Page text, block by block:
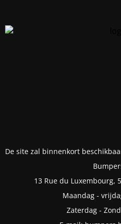
De site zal binnenkort
13 Rue du Luxembourg,
Maandag -
Zaterdag -